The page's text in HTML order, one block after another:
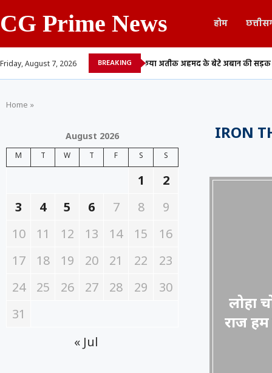
CG Prime News होम
Friday, August 7, 2026 BREAKING
में देने वाले 13... माफिया अतीक अहमद के बेटे अबान की सड़क हादसे में
Home »
IRON
लोहा
राज
August 2026
M T W T F S S
1
2
3
4 5 6 7 8
9
10
11 12 13 14 15
16
17
18 19 20 21 22
23
24
25 26 27 28 29
30
31
« Jul